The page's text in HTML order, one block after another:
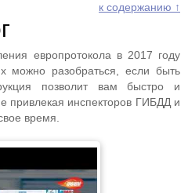
к содержанию ↑
европротокола в 2017 году
можно разобраться, если быть
позволит вам быстро и
привлекая инспекторов ГИБДД и
время.